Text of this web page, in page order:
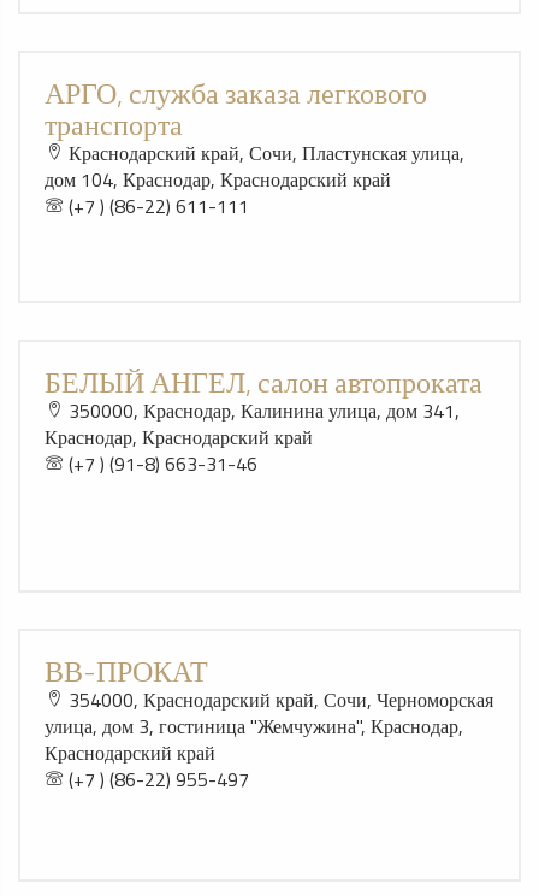
АРГО, служба заказа легкового
транспорта
Краснодарский край, Сочи, Пластунская улица,
дом 104, Краснодар, Краснодарский край
(+7 ) (86-22) 611-111
БЕЛЫЙ АНГЕЛ, салон автопроката
350000, Краснодар, Калинина улица, дом 341,
Краснодар, Краснодарский край
(+7 ) (91-8) 663-31-46
ВВ-ПРОКАТ
354000, Краснодарский край, Сочи, Черноморская
улица, дом 3, гостиница "Жемчужина", Краснодар,
Краснодарский край
(+7 ) (86-22) 955-497